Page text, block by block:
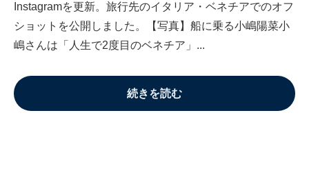
Instagramを更新。旅行先のイタリア・ベネチアでのオフ
ショットを公開しました。【写真】船に乗る小嶋陽菜小
嶋さんは「人生で2度目のベネチア」...
続きを読む